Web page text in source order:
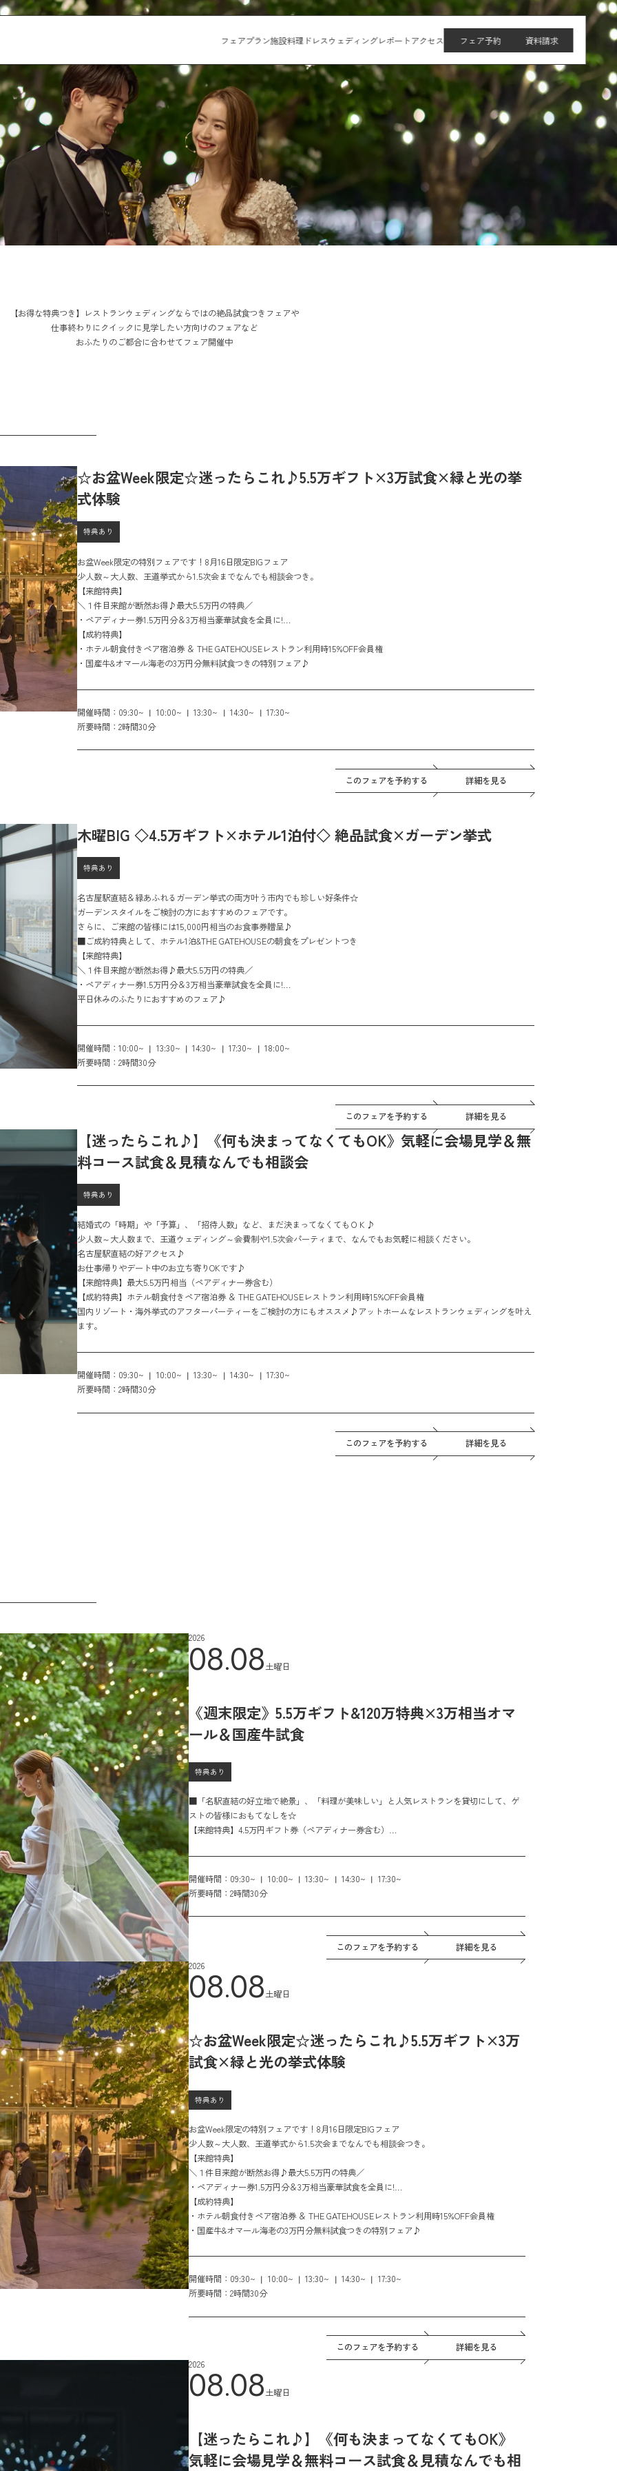
フェアプラン施設料理 ドレスウェディングレポートアクセス フェア予約 資料請求
【お得な特典つき】レストランウェディングならではの絶品試食つきフェアや
仕事終わりにクイックに見学したい方向けのフェアなど
おふたりのご都合に合わせてフェア開催中
☆お盆Week限定☆迷ったらこれ♪5.5万ギフト×3万試食×緑と光の挙
式体験
特典あり
お盆Week限定の特別フェアです！8月16日限定BIGフェア
少人数～大人数、王道挙式から1.5次会までなんでも相談会つき。
【来館特典】
＼１件目来館が断然お得♪最大5.5万円の特典／
・ペアディナー券1.5万円分＆3万相当豪華試食を全員に!
・さらに１件目来館限定でカタログギフト１万円分をプレゼント！
【成約特典】
・ホテル朝食付きペア宿泊券 ＆ THE GATEHOUSEレストラン利用時15%OFF会員権
・国産牛&オマール海老の3万円分無料試食つきの特別フェア♪
開催時間： 09:30~ 10:00~ 13:30~ 14:30~
17:30~
所要時間： 2時間30分
このフェアを予約する 詳細を見る
木曜BIG ◇4.5万ギフト×ホテル1泊付◇ 絶品試食×ガーデン挙式
特典あり
名古屋駅直結＆緑あふれるガーデン挙式の両方叶う市内でも珍しい好条件☆
ガーデンスタイルをご検討の方におすすめのフェアです。
さらに、ご来館の皆様には15,000円相当のお食事券贈呈♪
■ご成約特典として、ホテル1泊&THE GATEHOUSEの朝食をプレゼントつき
【来館特典】
＼１件目来館が断然お得♪最大5.5万円の特典／
・ペアディナー券1.5万円分＆3万相当豪華試食を全員に!
・さらに１件目来館限定でカタログギフト１万円分をプレゼント！
平日休みのふたりにおすすめのフェア♪
開催時間： 10:00~ 13:30~ 14:30~ 17:30~
18:00~
所要時間： 2時間30分
このフェアを予約する 詳細を見る
【迷ったらこれ♪】《何も決まってなくてもOK》気軽に会場見学＆無
料コース試食＆見積なんでも相談会
特典あり
結婚式の「時期」や「予算」、「招待人数」など、まだ決まってなくてもＯＫ♪
少人数～大人数まで、王道ウェディング～会費制や1.5次会パーティまで、なんでもお気軽に相談ください。
名古屋駅直結の好アクセス♪
お仕事帰りやデート中のお立ち寄りOKです♪
【来館特典】最大5.5万円相当（ペアディナー券含む）
【成約特典】ホテル朝食付きペア宿泊券 ＆ THE GATEHOUSEレストラン利用時15%OFF会員権
国内リゾート・海外挙式のアフターパーティーをご検討の方にもオススメ♪アットホームなレストランウェディングを叶え
ます。
開催時間： 09:30~ 10:00~ 13:30~ 14:30~
17:30~
所要時間： 2時間30分
このフェアを予約する 詳細を見る
2026
08.08土曜日
《週末限定》5.5万ギフト&120万特典×3万相当オマ
ール＆国産牛試食
特典あり
■「名駅直結の好立地で絶景」、「料理が美味しい」と人気レストランを貸切にして、ゲ
ストの皆様におもてなしを☆
【来館特典】4.5万円ギフト券（ペアディナー券含む）
【成約特典】ホテル朝食付きペア宿泊券 ＆ THE GATEHOUSEレストラン利用時15%OFF会
員権
2026年に挙式の方へのプランも続々誕生！
開催時間： 09:30~ 10:00~ 13:30~ 14:30~
17:30~
所要時間： 2時間30分
このフェアを予約する
詳細を見る
2026
08.08土曜日
☆お盆Week限定☆迷ったらこれ♪5.5万ギフト×3万
試食×緑と光の挙式体験
特典あり
お盆Week限定の特別フェアです！8月16日限定BIGフェア
少人数～大人数、王道挙式から1.5次会までなんでも相談会つき。
【来館特典】
＼１件目来館が断然お得♪最大5.5万円の特典／
・ペアディナー券1.5万円分＆3万相当豪華試食を全員に!
・さらに１件目来館限定でカタログギフト１万円分をプレゼント！
【成約特典】
・ホテル朝食付きペア宿泊券 ＆ THE GATEHOUSEレストラン利用時15%OFF会員権
・国産牛&オマール海老の3万円分無料試食つきの特別フェア♪
開催時間： 09:30~ 10:00~ 13:30~ 14:30~
17:30~
所要時間： 2時間30分
このフェアを予約する
詳細を見る
2026
08.08土曜日
【迷ったらこれ♪】《何も決まってなくてもOK》
気軽に会場見学＆無料コース試食＆見積なんでも相